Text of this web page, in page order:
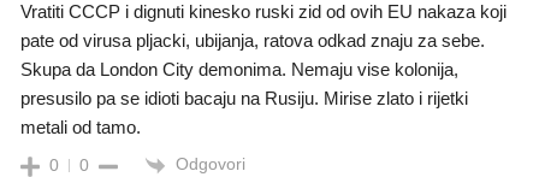
Vratiti CCCP i dignuti kinesko ruski zid od ovih EU nakaza koji
pate od virusa pljacki, ubijanja, ratova odkad znaju za sebe.
Skupa da London City demonima. Nemaju vise kolonija,
presusilo pa se idioti bacaju na Rusiju. Mirise zlato i rijetki
metali od tamo.
0 0 Odgovori